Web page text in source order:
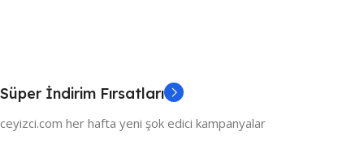
Süper İndirim Fırsatları
ceyizci.com her hafta yeni şok edici kampanyalar